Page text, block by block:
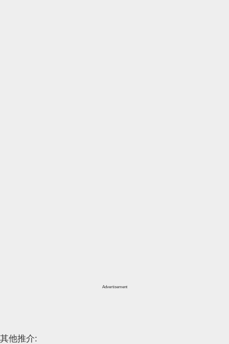
Advertisement
其他推介: